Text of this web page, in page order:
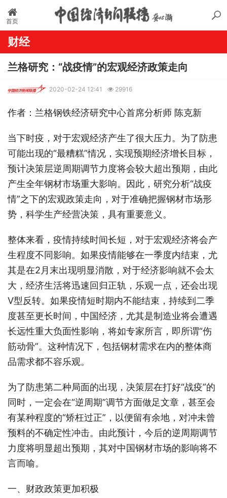
首页
财经
兰格研究：“战疫情”的宏观经济政策走向
2020-02-24 12:41 29916
作者：兰格钢铁经济研究中心首席分析师 陈克新
当下时疫，对于宏观经济产生了很大压力。为了防患
可能出现的“最糟糕”情况，实现预期经济增长目标，
预计决策层逆周期调节力度将会较大超出预期，由此
产生全年钢材市场重大影响。因此，研究分析“战疫
情”之下的宏观政策走向，对于准确把握钢材市场形
势，科学生产经营决策，具有重要意义。
整体来看，疫情持续时间长短，对于宏观经济将会产
生程度不同影响。如果疫情能够在一季度内结束，尤
其是在2月末出现明显消散，对于经济影响就不会太
大，经济生活将迅速回归正轨，乐观一点，还会出现
V型反转。如果疫情短时期内不能结束，持续到二季
度甚至更长时间，中国经济，尤其是制造业将会遭遇
长远性重大负面性影响，将如专家所言，即所谓“伤
筋动骨”。这种情况下，包括钢材需求在内的整体商
品需求都不容乐观。
为了防患第二种局面的出现，决策层在打好“战疫”的
同时，一定会在“逆周期”调节方面做足文章，甚至会
有某种程度的“矫枉过正”，以便留有余地，对冲未曾
预料的不确定性冲击。由此预计，今后的逆周期调节
力度将明显超出预期，其对中国钢材市场的影响将不
言而喻。
一、财政政策更加积极